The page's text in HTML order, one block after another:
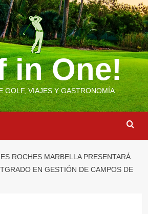
in One!
GOLF, VIAJES Y GASTRONOMÍA
ROCHES MARBELLA PRESENTARÁ
EN GESTIÓN DE CAMPOS DE